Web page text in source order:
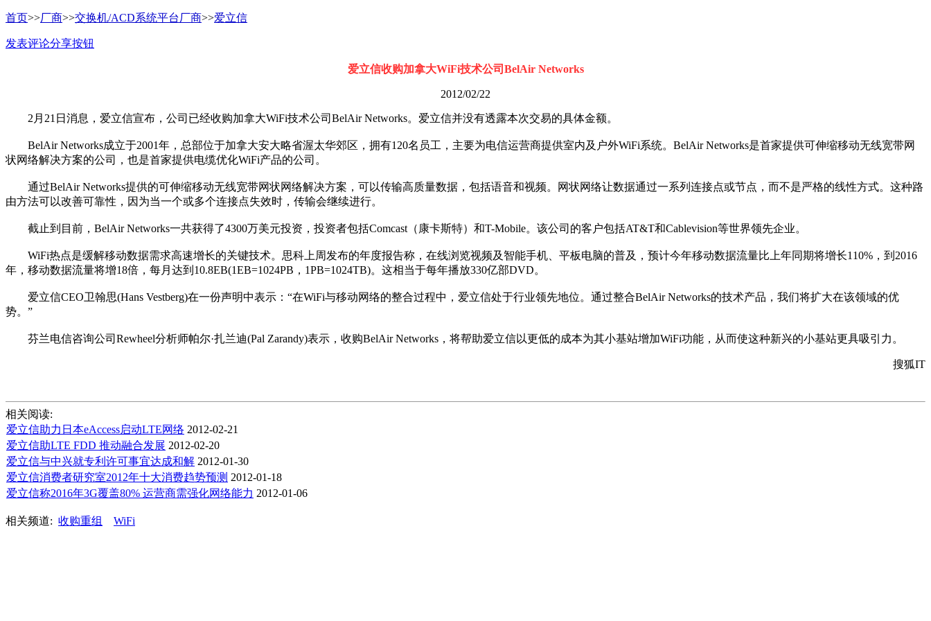
首页>>厂商>>交换机/ACD系统平台厂商>>爱立信
发表评论分享按钮
爱立信收购加拿大WiFi技术公司BelAir Networks
2012/02/22
2月21日消息，爱立信宣布，公司已经收购加拿大WiFi技术公司BelAir Networks。爱立信并没有透露本次交易的具体金额。
BelAir Networks成立于2001年，总部位于加拿大安大略省渥太华郊区，拥有120名员工，主要为电信运营商提供室内及户外WiFi系统。BelAir Networks是首家提供可伸缩移动无线宽带网
状网络解决方案的公司，也是首家提供电缆优化WiFi产品的公司。
通过BelAir Networks提供的可伸缩移动无线宽带网状网络解决方案，可以传输高质量数据，包括语音和视频。网状网络让数据通过一系列连接点或节点，而不是严格的线性方式。这种路
由方法可以改善可靠性，因为当一个或多个连接点失效时，传输会继续进行。
截止到目前，BelAir Networks一共获得了4300万美元投资，投资者包括Comcast（康卡斯特）和T-Mobile。该公司的客户包括AT&T和Cablevision等世界领先企业。
WiFi热点是缓解移动数据需求高速增长的关键技术。思科上周发布的年度报告称，在线浏览视频及智能手机、平板电脑的普及，预计今年移动数据流量比上年同期将增长110%，到2016
年，移动数据流量将增18倍，每月达到10.8EB(1EB=1024PB，1PB=1024TB)。这相当于每年播放330亿部DVD。
爱立信CEO卫翰思(Hans Vestberg)在一份声明中表示：“在WiFi与移动网络的整合过程中，爱立信处于行业领先地位。通过整合BelAir Networks的技术产品，我们将扩大在该领域的优
势。”
芬兰电信咨询公司Rewheel分析师帕尔·扎兰迪(Pal Zarandy)表示，收购BelAir Networks，将帮助爱立信以更低的成本为其小基站增加WiFi功能，从而使这种新兴的小基站更具吸引力。
搜狐IT
相关阅读:
爱立信助力日本eAccess启动LTE网络 2012-02-21
爱立信助LTE FDD 推动融合发展 2012-02-20
爱立信与中兴就专利许可事宜达成和解 2012-01-30
爱立信消费者研究室2012年十大消费趋势预测 2012-01-18
爱立信称2016年3G覆盖80% 运营商需强化网络能力 2012-01-06
相关频道: 收购重组 WiFi